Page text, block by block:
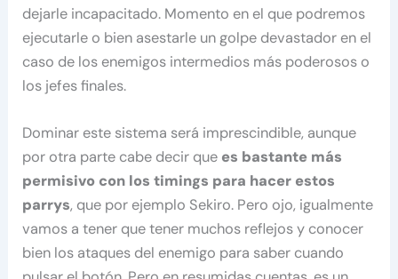
dejarle incapacitado. Momento en el que podremos
ejecutarle o bien asestarle un golpe devastador en el
caso de los enemigos intermedios más poderosos o
los jefes finales.
Dominar este sistema será imprescindible, aunque
por otra parte cabe decir que es bastante más
permisivo con los timings para hacer estos
parrys, que por ejemplo Sekiro. Pero ojo, igualmente
vamos a tener que tener muchos reflejos y conocer
bien los ataques del enemigo para saber cuando